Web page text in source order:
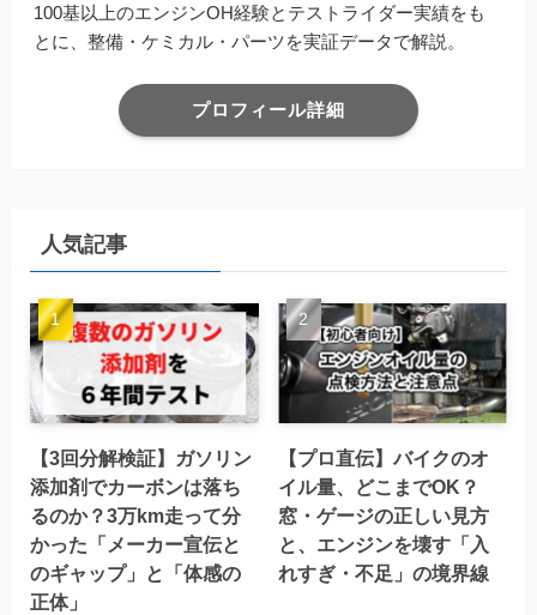
100基以上のエンジンOH経験とテストライダー実績をも
とに、整備・ケミカル・パーツを実証データで解説。
プロフィール詳細
人気記事
【3回分解検証】ガソリン
添加剤でカーボンは落ち
るのか？3万km走って分
かった「メーカー宣伝と
のギャップ」と「体感の
正体」
【プロ直伝】バイクのオ
イル量、どこまでOK？
窓・ゲージの正しい見方
と、エンジンを壊す「入
れすぎ・不足」の境界線